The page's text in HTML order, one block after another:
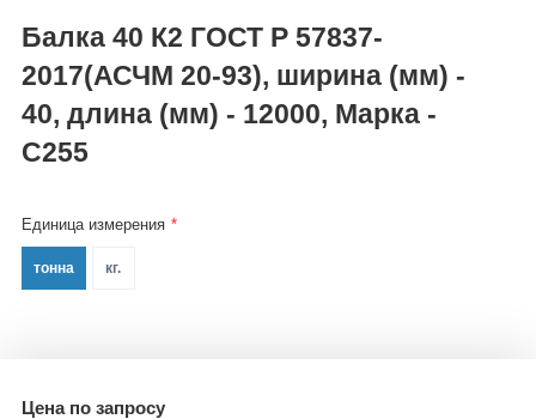
Балка 40 К2 ГОСТ Р 57837-
2017(АСЧМ 20-93), ширина (мм) -
40, длина (мм) - 12000, Марка -
С255
Единица измерения
тонна кг.
Цена по запросу